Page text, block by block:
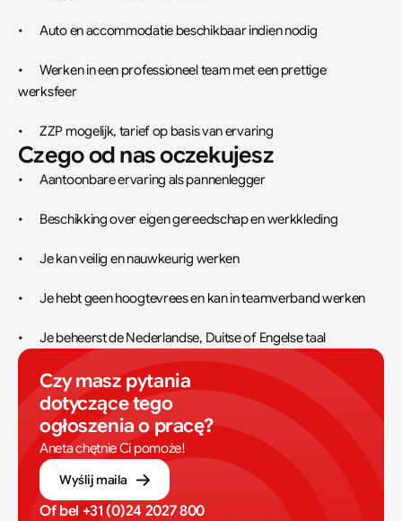
•	Auto en accommodatie beschikbaar indien nodig
•	Werken in een professioneel team met een prettige
werksfeer
•	ZZP mogelijk, tarief op basis van ervaring
Czego od nas oczekujesz
•	Aantoonbare ervaring als pannenlegger
•	Beschikking over eigen gereedschap en werkkleding
•	Je kan veilig en nauwkeurig werken
•	Je hebt geen hoogtevrees en kan in teamverband werken
•	Je beheerst de Nederlandse, Duitse of Engelse taal
Czy masz pytania
dotyczące tego
ogłoszenia o pracę?
Aneta chętnie Ci pomoże!
Wyślij maila
Of bel +31 (0)24 2027 800